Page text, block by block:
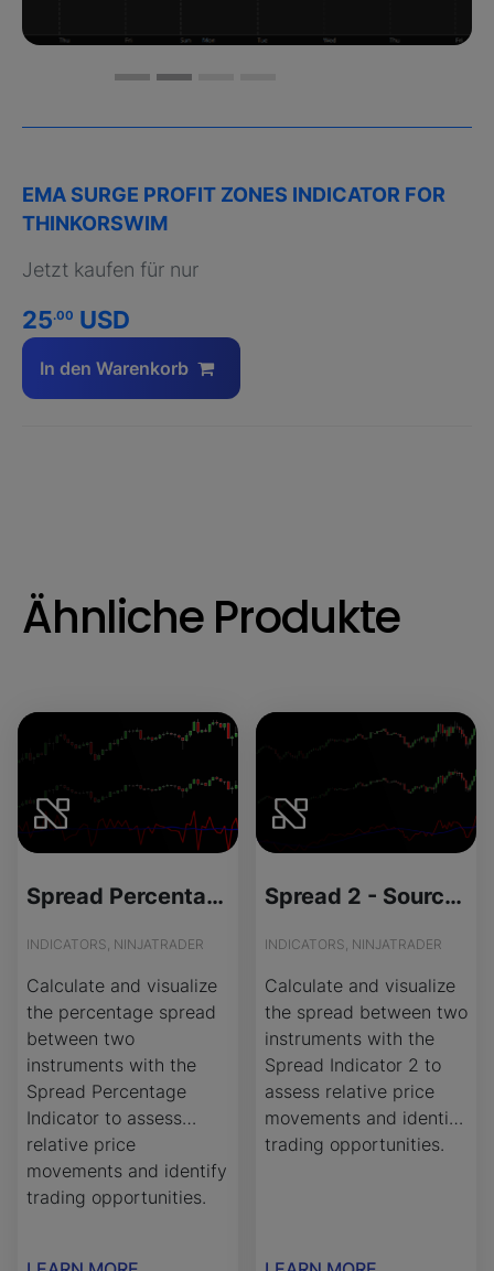
EMA SURGE PROFIT ZONES INDICATOR FOR
THINKORSWIM
Jetzt kaufen für nur
25.00 USD
In den Warenkorb
Ähnliche Produkte
Spread Percentage - Source Code
INDICATORS, NINJATRADER
Calculate and visualize
the percentage spread
between two
instruments with the
Spread Percentage
Indicator to assess
relative price
movements and identify
trading opportunities.
Spread 2 - Source Code
INDICATORS, NINJATRADER
Calculate and visualize
the spread between two
instruments with the
Spread Indicator 2 to
assess relative price
movements and identify
trading opportunities.